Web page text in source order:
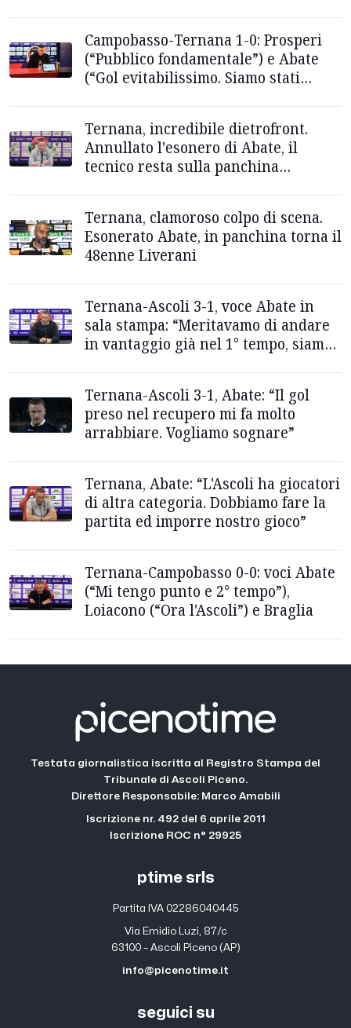
Campobasso-Ternana 1-0: Prosperi
(“Pubblico fondamentale”) e Abate
(“Gol evitabilissimo. Siamo stati
Ternana, incredibile dietrofront.
Annullato l'esonero di Abate, il
tecnico resta sulla panchina
Ternana, clamoroso colpo di scena.
Esonerato Abate, in panchina torna il
48enne Liverani
Ternana-Ascoli 3-1, voce Abate in
sala stampa: “Meritavamo di andare
in vantaggio già nel 1° tempo, siamo
Ternana-Ascoli 3-1, Abate: “Il gol
preso nel recupero mi fa molto
arrabbiare. Vogliamo sognare”
Ternana, Abate: “L'Ascoli ha giocatori
di altra categoria. Dobbiamo fare la
partita ed imporre nostro gioco”
Ternana-Campobasso 0-0: voci Abate
(“Mi tengo punto e 2° tempo”),
Loiacono (“Ora l'Ascoli”) e Braglia
Testata giornalistica iscritta al Registro Stampa del
Tribunale di Ascoli Piceno.
Direttore Responsabile: Marco Amabili
Iscrizione nr. 492 del 6 aprile 2011
Iscrizione ROC n° 29925
ptime srls
Partita IVA 02286040445
Via Emidio Luzi, 87/c
63100 – Ascoli Piceno (AP)
info@picenotime.it
seguici su